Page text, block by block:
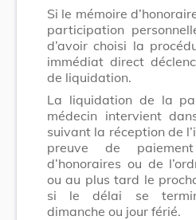
Si le mémoire
participation
d’avoir choisi la
immédiat direct
de liquidation.
La liquidation de la
médecin intervient
suivant la réception de
preuve de
d’honoraires ou de
ou au plus tard le
si le délai se
dimanche ou jour férié.